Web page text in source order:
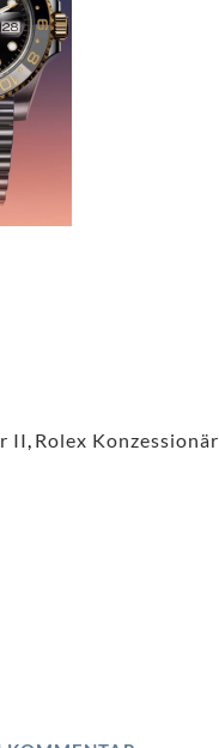
II Rolex Konzessionär